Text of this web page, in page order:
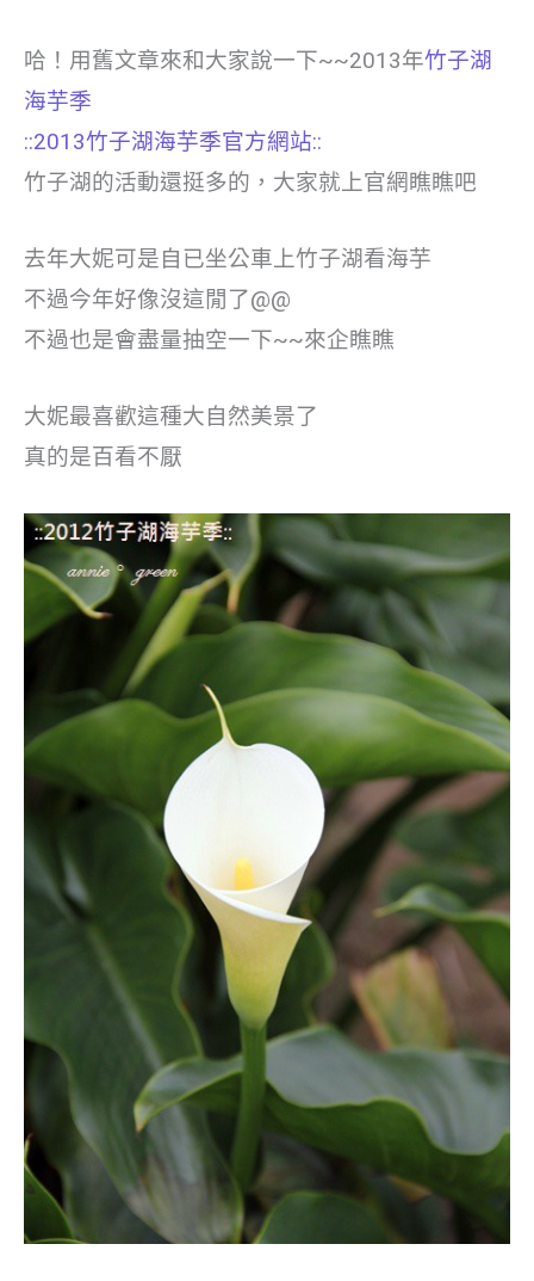
哈！用舊文章來和大家說一下~~2013年竹子湖
海芋季
::2013竹子湖海芋季官方網站::
竹子湖的活動還挺多的，大家就上官網瞧瞧吧
去年大妮可是自已坐公車上竹子湖看海芋
不過今年好像沒這閒了@@
不過也是會盡量抽空一下~~來企瞧瞧
大妮最喜歡這種大自然美景了
真的是百看不厭